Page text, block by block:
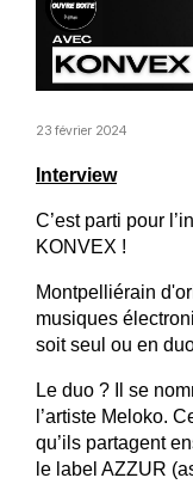
23 février 2024
Interview
C’est parti pour
KONVEX !
Montpelliérain
musiques
soit seul ou en
Le duo ? Il se
l’artiste Meloko.
qu’ils partagent
le label AZZUR